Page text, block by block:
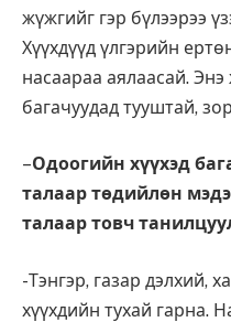
жүжгийг гэр бүлээрээ
Хүүхдүүд үлгэрийн
насаараа аялаасай. Энэ
багачуудад тууштай,
–Одоогийн хүүхэд
талаар төдийлөн
талаар товч
-Тэнгэр, газар дэлхий,
хүүхдийн тухай гарна.